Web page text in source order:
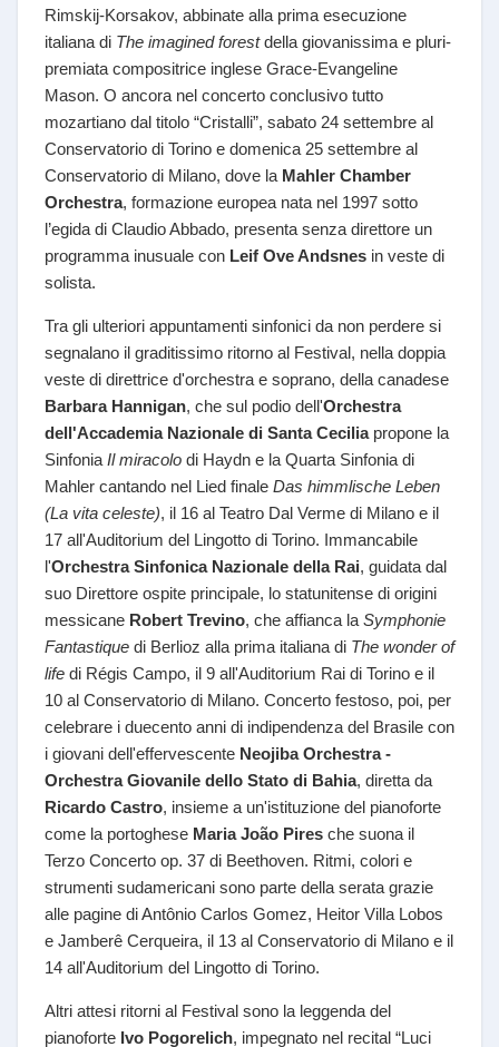
Rimskij-Korsakov, abbinate alla prima esecuzione
italiana di The imagined forestdella giovanissima e pluri-
premiata compositrice inglese Grace-Evangeline
Mason. O ancora nel concerto conclusivo tutto
mozartiano dal titolo “Cristalli”, sabato 24 settembre al
Conservatorio di Torino e domenica 25 settembre al
Conservatorio di Milano, dove la Mahler Chamber
Orchestra, formazione europea nata nel 1997 sotto
l’egida di Claudio Abbado, presenta senza direttore un
programma inusuale con Leif Ove Andsnes in veste di
solista.
Tra gli ulteriori appuntamenti sinfonici da non perdere si
segnalano il graditissimo ritorno al Festival, nella doppia
veste di direttrice d'orchestra e soprano, della canadese
Barbara Hannigan, che sul podio dell'Orchestra
dell'Accademia Nazionale di Santa Ceciliapropone la
Sinfonia Il miracolo di Haydn e la Quarta Sinfonia di
Mahler cantando nel Lied finale Das himmlische Leben
(La vita celeste), il 16 al Teatro Dal Verme di Milano e il
17 all'Auditorium del Lingotto di Torino. Immancabile
l'Orchestra Sinfonica Nazionale della Rai, guidata dal
suo Direttore ospite principale, lo statunitense di origini
messicane Robert Trevino, che affianca la Symphonie
Fantastique di Berlioz alla prima italiana di The wonder of
life di Régis Campo, il 9 all'Auditorium Rai di Torino e il
10 al Conservatorio di Milano. Concerto festoso, poi, per
celebrare i duecento anni di indipendenza del Brasile con
i giovani dell'effervescente Neojiba Orchestra -
Orchestra Giovanile dello Stato di Bahia, diretta da
Ricardo Castro, insieme a un'istituzione del pianoforte
come la portoghese Maria João Pires che suona il
Terzo Concerto op. 37 di Beethoven. Ritmi, colori e
strumenti sudamericani sono parte della serata grazie
alle pagine di Antônio Carlos Gomez, Heitor Villa Lobos
e Jamberê Cerqueira, il 13 al Conservatorio di Milano e il
14 all'Auditorium del Lingotto di Torino.
Altri attesi ritorni al Festival sono la leggenda del
pianoforte Ivo Pogorelich, impegnato nel recital “Luci